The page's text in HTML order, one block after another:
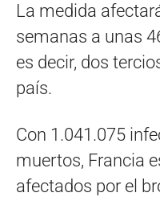
La medida
semanas a unas
es decir, dos
país.
Con 1.041.075
muertos, Francia
afectados por el